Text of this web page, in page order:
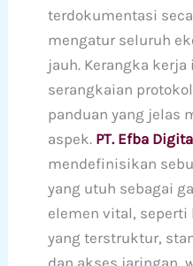
terdokumentasi
mengatur seluruh
jauh. Kerangka
serangkaian
panduan yang jelas
aspek. PT. Efba
mendefinisikan
yang utuh sebagai
elemen vital,
yang terstruktur,
dan akses jaringan,